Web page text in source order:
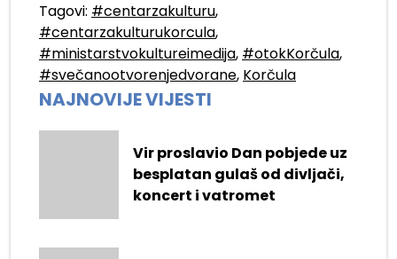
Tagovi: #centarzakulturu,
#centarzakulturukorcula,
#ministarstvokultureimedija, #otokKorčula,
#svečanootvorenjedvorane, Korčula
NAJNOVIJE VIJESTI
Vir proslavio Dan pobjede uz
besplatan gulaš od divljači,
koncert i vatromet